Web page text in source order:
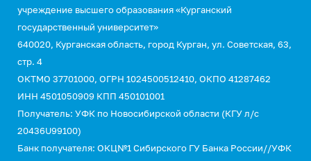
учреждение высшего образования «Курганский
государственный университет»
640020, Курганская область, город Курган, ул. Советская, 63,
стр. 4
ОКТМО 37701000, ОГРН 1024500512410, ОКПО 41287462
ИНН 4501050909 КПП 450101001
Получатель: УФК по Новосибирской области (КГУ л/с
20436U99100)
Банк получателя: ОКЦ№1 Сибирского ГУ Банка России//УФК